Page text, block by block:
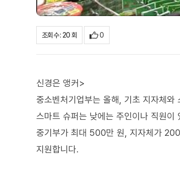
조회수 : 20 회 0
신경은 앵커>
중소벤처기업부는 올해, 기초 지자체
스마트 슈퍼는 낮에는 주인이나 직원
중기부가 최대 500만 원, 지자체가
지원합니다.